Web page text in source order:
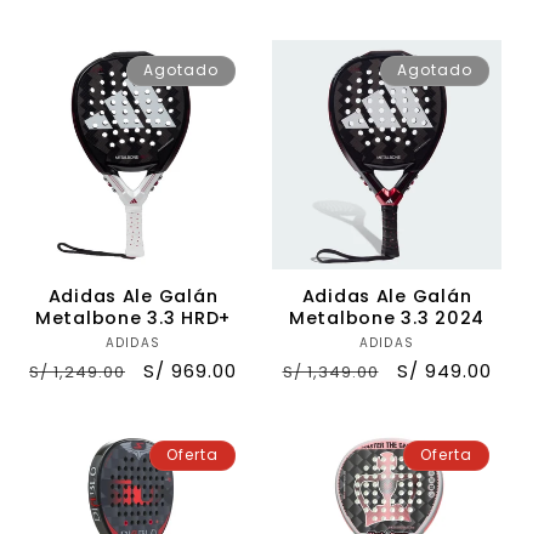
Agotado
Adidas Ale Galán
Metalbone 3.3 HRD+
Proveedor:
ADIDAS
Precio
S/ 1,249.00
Precio
S/ 969.00
Agotado
Adidas Ale Galán
Metalbone 3.3 2024
Proveedor:
ADIDAS
Precio
S/ 1,349.00
Precio
S/ 949.00
Oferta Oferta